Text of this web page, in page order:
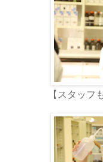
【スタッフ